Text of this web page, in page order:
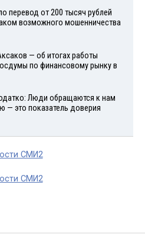
перевод от 200 тысяч рублей
возможного мошенничества
— об итогах работы
по финансовому рынку в
Люди обращаются к нам
— это показатель доверия
СМИ2
СМИ2